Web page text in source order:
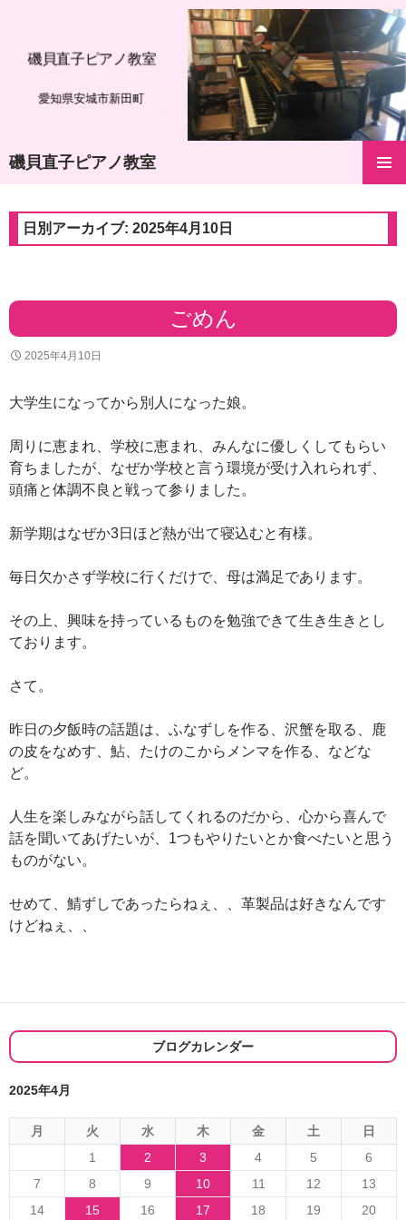
愛知県安城市新田町
磯貝直子ピアノ教室
磯貝直子ピアノ教室
テ
キ
ッ
プ
日別アーカイブ: 2025年4月10日
ごめん
2025年4月10日
大学生になってから別人になった娘。
周りに恵まれ、学校に恵まれ、みんなに優しくしてもらい
育ちましたが、なぜか学校と言う環境が受け入れられず、
頭痛と体調不良と戦って参りました。
新学期はなぜか3日ほど熱が出て寝込むと有様。
毎日欠かさず学校に行くだけで、母は満足であります。
その上、興味を持っているものを勉強できて生き生きとし
ております。
さて。
昨日の夕飯時の話題は、ふなずしを作る、沢蟹を取る、鹿
の皮をなめす、鮎、たけのこからメンマを作る、などな
ど。
人生を楽しみながら話してくれるのだから、心から喜んで
話を聞いてあげたいが、1つもやりたいとか食べたいと思う
ものがない。
せめて、鯖ずしであったらねぇ、、革製品は好きなんです
けどねぇ、、
ブログカレンダー
2025年4月
月 火 水 木 金 土
日
1
2 3 4 5
6
7
8 9 10 11 12
13
14
15 16 17 18 19 20